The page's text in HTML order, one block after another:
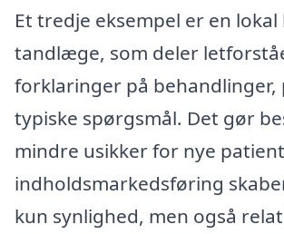
Et tredje eksempel er en
tandlæge, som deler
forklaringer på behandlinger,
typiske spørgsmål. Det gør
mindre usikker for nye
indholdsmarkedsføring
kun synlighed, men også